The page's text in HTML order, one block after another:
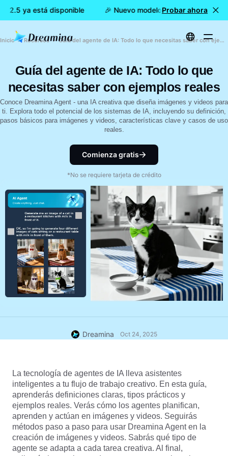
2.5 ya está disponible 🎉 Nuevo modelo DISPONIBLE:
Probar ahora
Inicio Recursos Guía del agente de IA: Todo lo que necesitas saber con ejemplos reales
Guía del agente de IA: Todo lo que
necesitas saber con ejemplos reales
Conoce Dreamina Agent - una IA creativa que diseña imágenes y videos para
ti. Explora todo el potencial de los sistemas de IA, incluyendo su definición,
pasos básicos para imágenes y videos, características clave y casos de uso
reales.
Comienza gratis
*No se requiere tarjeta de crédito
Dreamina Oct 24, 2025
La tecnología de agentes de IA lleva asistentes
inteligentes a tu flujo de trabajo creativo. En esta guía,
aprenderás definiciones claras, tipos prácticos y
ejemplos reales. Verás cómo los agentes planifican,
aprenden y actúan en imágenes y videos. Seguirás
métodos paso a paso para usar Dreamina Agent en la
creación de imágenes y videos. Sabrás qué tipo de
agente se adapta a cada tarea creativa. Al final,